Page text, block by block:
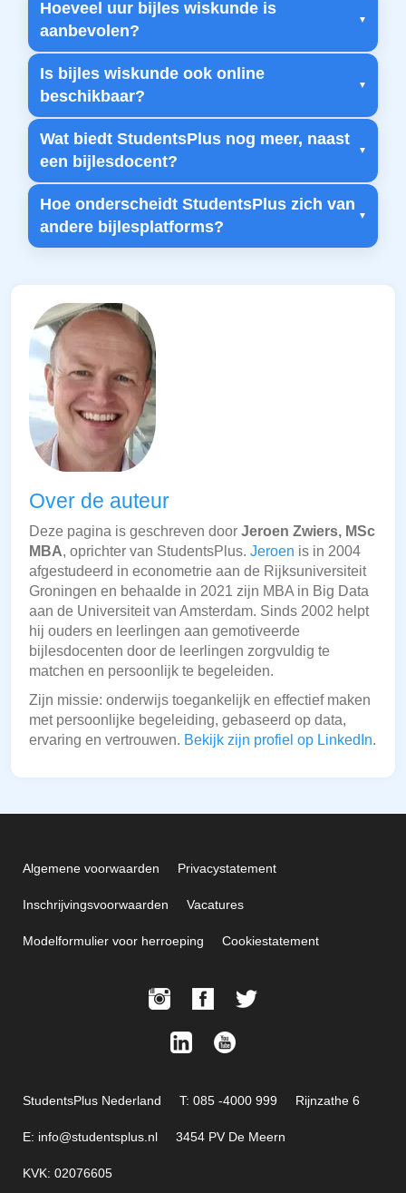
Hoeveel uur bijles wiskunde is
aanbevolen?
Is bijles wiskunde ook online
beschikbaar?
Wat biedt StudentsPlus nog meer, naast
een bijlesdocent?
Hoe onderscheidt StudentsPlus zich van
andere bijlesplatforms?
Over de auteur
Deze pagina is geschreven door Jeroen Zwiers, MSc
MBA, oprichter van StudentsPlus. Jeroen is in 2004
afgestudeerd in econometrie aan de Rijksuniversiteit
Groningen en behaalde in 2021 zijn MBA in Big Data
aan de Universiteit van Amsterdam. Sinds 2002 helpt
hij ouders en leerlingen aan gemotiveerde
bijlesdocenten door de leerlingen zorgvuldig te
matchen en persoonlijk te begeleiden.
Zijn missie: onderwijs toegankelijk en effectief maken
met persoonlijke begeleiding, gebaseerd op data,
ervaring en vertrouwen. Bekijk zijn profiel op LinkedIn.
Algemene voorwaarden Privacystatement
Inschrijvingsvoorwaarden Vacatures
Modelformulier voor herroeping Cookiestatement
StudentsPlus Nederland T: 085 -4000 999 Rijnzathe 6
E: info@studentsplus.nl 3454 PV De Meern
KVK: 02076605